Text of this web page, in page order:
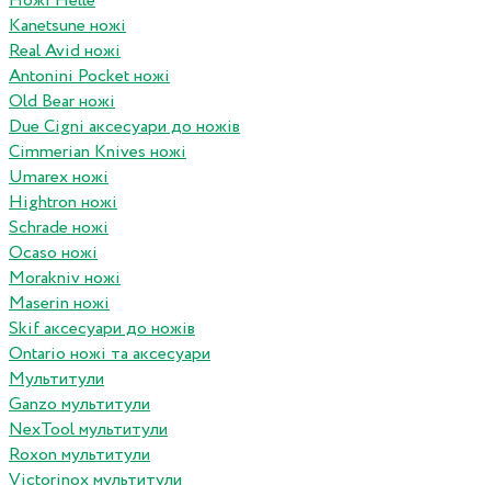
Kanetsune ножі
Real Avid ножі
Antonini Pocket ножі
Old Bear ножі
Due Cigni аксесуари до ножів
Cimmerian Knives ножі
Umarex ножі
Hightron ножі
Schrade ножі
Ocaso ножі
Morakniv ножі
Maserin ножі
Skif аксесуари до ножів
Ontario ножі та аксесуари
Мультитули
Ganzo мультитули
NexTool мультитули
Roxon мультитули